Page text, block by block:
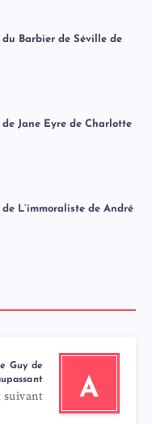
du Barbier de Séville de
Jane Eyre de Charlotte
L’immoraliste de André
A
Guy de
suivant